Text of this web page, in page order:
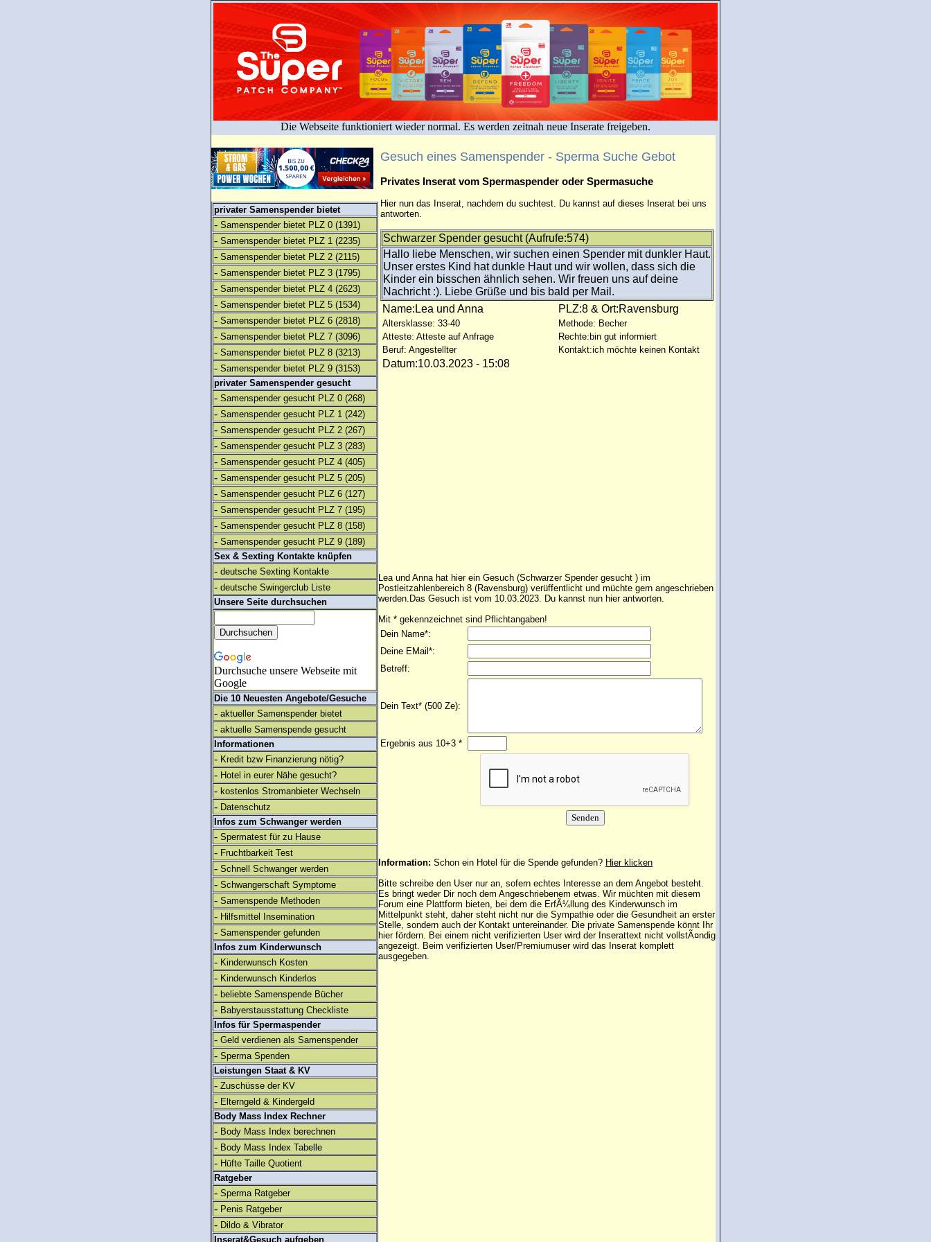
Die Webseite funktioniert wieder normal. Es werden zeitnah neue Inserate freigeben.
privater Samenspender bietet
- Samenspender bietet PLZ 0 (1391)
- Samenspender bietet PLZ 1 (2235)
- Samenspender bietet PLZ 2 (2115)
- Samenspender bietet PLZ 3 (1795)
- Samenspender bietet PLZ 4 (2623)
- Samenspender bietet PLZ 5 (1534)
- Samenspender bietet PLZ 6 (2818)
- Samenspender bietet PLZ 7 (3096)
- Samenspender bietet PLZ 8 (3213)
- Samenspender bietet PLZ 9 (3153)
privater Samenspender gesucht
- Samenspender gesucht PLZ 0 (268)
- Samenspender gesucht PLZ 1 (242)
- Samenspender gesucht PLZ 2 (267)
- Samenspender gesucht PLZ 3 (283)
- Samenspender gesucht PLZ 4 (405)
- Samenspender gesucht PLZ 5 (205)
- Samenspender gesucht PLZ 6 (127)
- Samenspender gesucht PLZ 7 (195)
- Samenspender gesucht PLZ 8 (158)
- Samenspender gesucht PLZ 9 (189)
Sex & Sexting Kontakte knüpfen
- deutsche Sexting Kontakte
- deutsche Swingerclub Liste
Unsere Seite durchsuchen
Durchsuche unsere Webseite mit
Google
Die 10 Neuesten Angebote/Gesuche
- aktueller Samenspender bietet
- aktuelle Samenspende gesucht
Informationen
- Kredit bzw Finanzierung nötig?
- Hotel in eurer Nähe gesucht?
- kostenlos Stromanbieter Wechseln
- Datenschutz
Infos zum Schwanger werden
- Spermatest für zu Hause
- Fruchtbarkeit Test
- Schnell Schwanger werden
- Schwangerschaft Symptome
- Samenspende Methoden
- Hilfsmittel Insemination
- Samenspender gefunden
Infos zum Kinderwunsch
- Kinderwunsch Kosten
- Kinderwunsch Kinderlos
- beliebte Samenspende Bücher
- Babyerstausstattung Checkliste
Infos für Spermaspender
- Geld verdienen als Samenspender
- Sperma Spenden
Leistungen Staat & KV
- Zuschüsse der KV
- Elterngeld & Kindergeld
Body Mass Index Rechner
- Body Mass Index berechnen
- Body Mass Index Tabelle
- Hüfte Taille Quotient
Ratgeber
- Sperma Ratgeber
- Penis Ratgeber
- Dildo & Vibrator
Inserat&Gesuch aufgeben
Gesuch eines Samenspender - Sperma Suche Gebot
Privates Inserat vom Spermaspender oder Spermasuche
Hier nun das Inserat, nachdem du suchtest. Du kannst auf dieses Inserat bei uns
antworten.
Schwarzer Spender gesucht (Aufrufe:574)
Hallo liebe Menschen, wir suchen einen Spender mit dunkler Haut.
Unser erstes Kind hat dunkle Haut und wir wollen, dass sich die
Kinder ein bisschen ähnlich sehen. Wir freuen uns auf deine
Nachricht :). Liebe Grüße und bis bald per Mail.
Name:Lea und Anna
PLZ:8 & Ort:Ravensburg
Altersklasse: 33-40
Methode: Becher
Atteste: Atteste auf Anfrage
Rechte:bin gut informiert
Beruf: Angestellter
Kontakt:ich möchte keinen Kontakt
Datum:10.03.2023 - 15:08
Lea und Anna hat hier ein Gesuch (Schwarzer Spender gesucht ) im
Postleitzahlenbereich 8 (Ravensburg) verüffentlicht und müchte gern angeschrieben
werden.Das Gesuch ist vom 10.03.2023. Du kannst nun hier antworten.
Mit * gekennzeichnet sind Pflichtangaben!
Dein Name*:
Deine EMail*:
Betreff:
Dein Text* (500 Ze):
Ergebnis aus 10+3 *
Information: Schon ein Hotel für die Spende gefunden? Hier klicken
Bitte schreibe den User nur an, sofern echtes Interesse an dem Angebot besteht.
Es bringt weder Dir noch dem Angeschriebenem etwas. Wir müchten mit diesem
Forum eine Plattform bieten, bei dem die ErfÃ¼llung des Kinderwunsch im
Mittelpunkt steht, daher steht nicht nur die Sympathie oder die Gesundheit an erster
Stelle, sondern auch der Kontakt untereinander. Die private Samenspende könnt Ihr
hier fördern. Bei einem nicht verifizierten User wird der Inserattext nicht vollstÃ¤ndig
angezeigt. Beim verifizierten User/Premiumuserwird das Inserat komplett
ausgegeben.